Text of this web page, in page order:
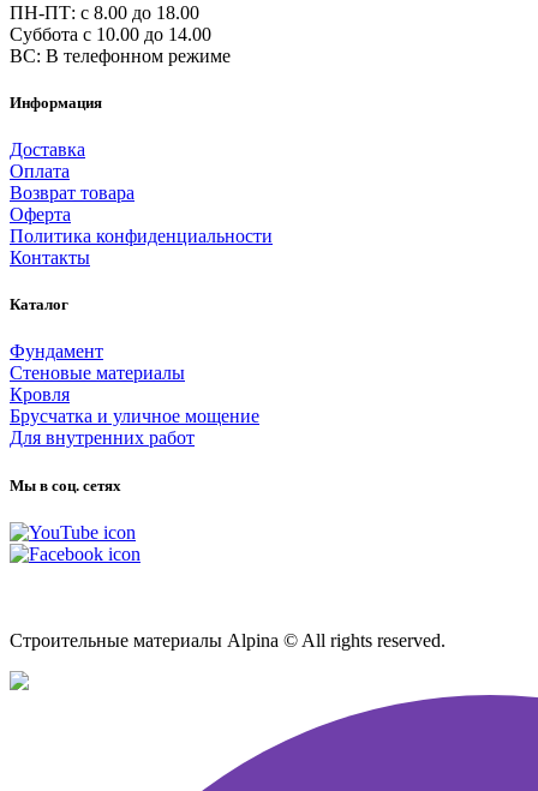
ПН-ПТ: c 8.00 до 18.00
Суббота с 10.00 до 14.00
ВС: В телефонном режиме
Информация
Доставка
Оплата
Возврат товара
Оферта
Политика конфиденциальности
Контакты
Каталог
Фундамент
Стеновые материалы
Кровля
Брусчатка и уличное мощение
Для внутренних работ
Мы в соц. сетях
Строительные материалы Alpina © All rights reserved.